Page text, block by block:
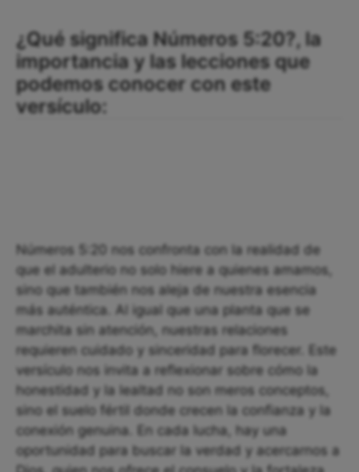
¿Qué significa Números 5:20?, la
importancia y las lecciones que
podemos conocer con este
versículo:
Números 5:20 nos confronta con la realidad de
que el adulterio no solo hiere a quienes amamos,
sino que también nos aleja de nuestra esencia
más auténtica. Al igual que una planta que se
marchita sin atención, nuestras relaciones
requieren cuidado y sinceridad para florecer. Este
versículo nos invita a reflexionar sobre cómo la
honestidad y la lealtad no son meros conceptos,
sino el suelo fértil donde crecen la confianza y la
conexión genuina. En cada lucha, hay una
oportunidad para buscar la verdad y acercarnos a